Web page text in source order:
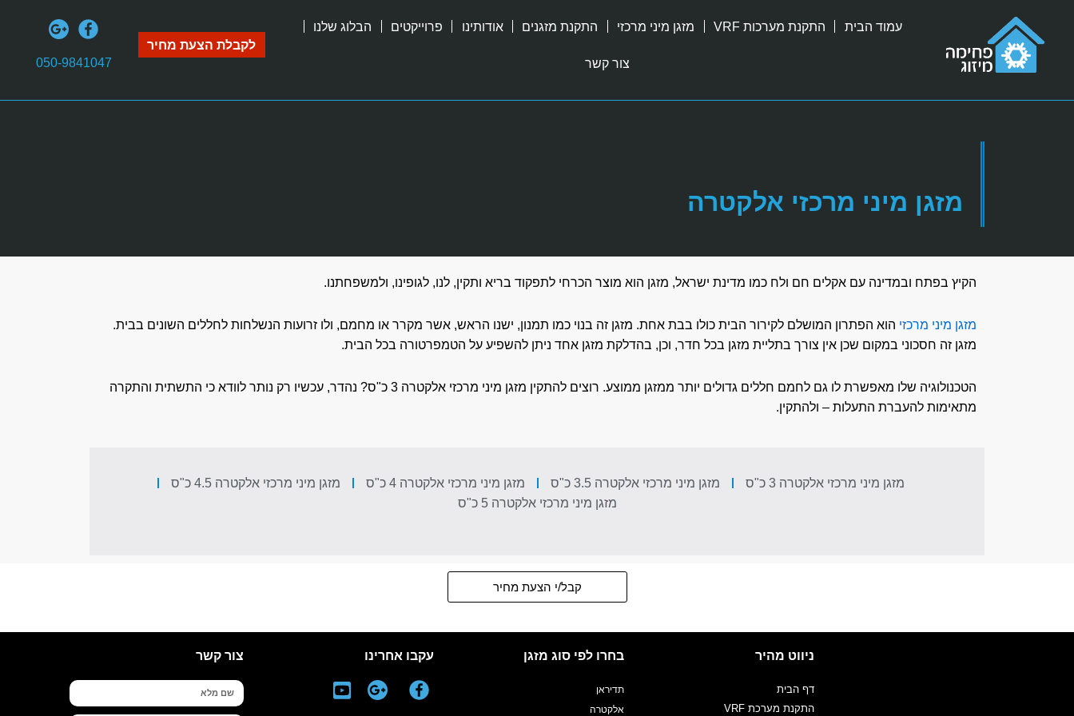
עמוד הבית התקנת מערכות VRF מזגן מיני מרכזי התקנת מזגנים אודותינו פרוייקטים הבלוג שלנו
צור קשר
לקבלת הצעת מחיר
050-9841047
מזגן מיני מרכזי אלקטרה
הקיץ בפתח ובמדינה עם אקלים חם ולח כמו מדינת ישראל, מזגן הוא מוצר הכרחי לתפקוד בריא ותקין, לנו, לגופינו, ולמשפחתנו.
מזגן מיני מרכזי הוא הפתרון המושלם לקירור הבית כולו בבת אחת. מזגן זה בנוי כמו תמנון, ישנו הראש, אשר מקרר או מחמם, ולו זרועות הנשלחות לחללים השונים בבית.
מזגן זה חסכוני במקום שכן אין צורך בתליית מזגן בכל חדר, וכן, בהדלקת מזגן אחד ניתן להשפיע על הטמפרטורה בכל הבית.
הטכנולוגיה שלו מאפשרת לו גם לחמם חללים גדולים יותר ממזגן ממוצע. רוצים להתקין מזגן מיני מרכזי אלקטרה 3 כ"ס? נהדר, עכשיו רק נותר לוודא כי התשתית והתקרה
מתאימות להעברת התעלות – ולהתקין.
מזגן מיני מרכזי אלקטרה 3 כ"ס מזגן מיני מרכזי אלקטרה 3.5 כ"ס מזגן מיני מרכזי אלקטרה 4 כ"ס
מזגן מיני מרכזי אלקטרה 4.5 כ"ס
מזגן מיני מרכזי אלקטרה 5 כ"ס
קבל/י הצעת מחיר
ניווט מהיר
דף הבית
התקנת מערכת VRF
בחרו לפי סוג מזגן
תדיראן
אלקטרה
עקבו אחרינו צור קשר
שם
מלא